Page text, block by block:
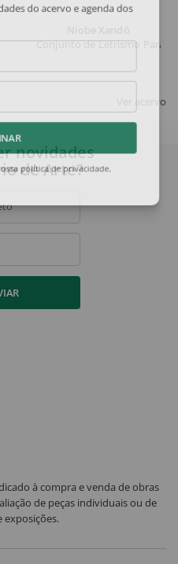
Niobe Xandó
Conjunto de Letrismo Para
Ver acervo
do acervo e agenda dos
política de privacidade
novidades
de Arte?
à compra e venda de obras
de peças individuais ou de
exposições.